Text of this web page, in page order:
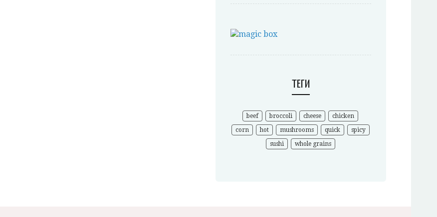
ТЕГИ
beef broccoli cheese
chicken
corn
hot mushrooms quick
spicy
sushi
whole grains